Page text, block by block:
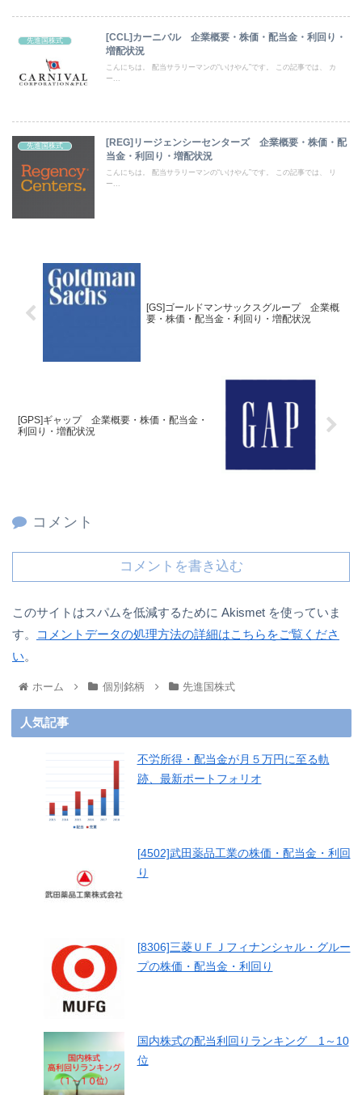
先進国株式
[CCL]カーニバル 企業概要・株価・配当金・利回り・
増配状況
こんにちは。 配当サラリーマンの“いけやん”です。 この記事では、 カ
ー...
先進国株式
[REG]リージェンシーセンターズ 企業概要・株価・配
当金・利回り・増配状況
こんにちは。 配当サラリーマンの“いけやん”です。 この記事では、 リ
ー...
[GS]ゴールドマンサックスグループ 企業概
要・株価・配当金・利回り・増配状況
[GPS]ギャップ 企業概要・株価・配当金・
利回り・増配状況
コメント
コメントを書き込む
このサイトはスパムを低減するために Akismet を使っていま
す。
コメントデータの処理方法の詳細はこちらをご覧くださ
い。
ホーム 個別銘柄 先進国株式
人気記事
不労所得・配当金が月５万円に至る軌
跡、最新ポートフォリオ
[4502]武田薬品工業の株価・配当金・利回
り
[8306]三菱ＵＦＪフィナンシャル・グルー
プの株価・配当金・利回り
国内株式の配当利回りランキング 1～10
位